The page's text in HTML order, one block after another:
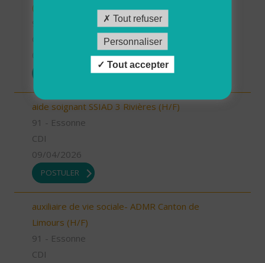
(H/F)
aide soignant SSIAD 3 Rivières (H/F)
91 - Essonne
CDI
09/04/2026
POSTULER
auxiliaire de vie sociale- ADMR Canton de
Limours (H/F)
91 - Essonne
CDI
Tout refuser
Personnaliser
Tout accepter